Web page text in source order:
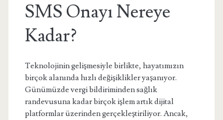
SMS Onayı Nereye
Kadar?
Teknolojinin gelişmesiyle birlikte, hayatımızın
birçok alanında hızlı değişiklikler yaşanıyor.
Günümüzde vergi bildiriminden sağlık
randevusuna kadar birçok işlem artık dijital
platformlar üzerinden gerçekleştiriliyor. Ancak,